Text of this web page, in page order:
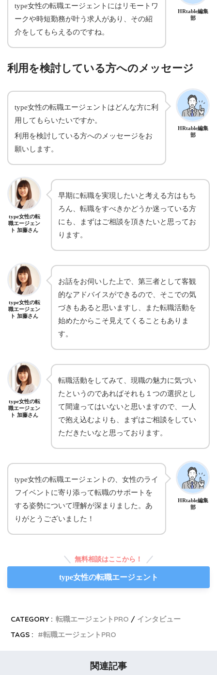
HRtable編集
部
type女性の転職エージェントにはリモートワ
ークや時短勤務が叶う求人があり、その紹
介をしてもらえるのですね。
利用を検討している方へのメッセージ
HRtable編集
部
type女性の転職エージェントはどんな方に利
用してもらいたいですか。
利用を検討している方へのメッセージをお
願いします。
type女性の転
職エージェン
ト 加藤さん
早期に転職を実現したいと考える方はもち
ろん、転職をすべきかどうか迷っている方
にも、まずはご相談を頂きたいと思ってお
ります。
type女性の転
職エージェン
ト 加藤さん
お話をお伺いした上で、第三者として客観
的なアドバイスができるので、そこでの気
づきもあると思いますし、また転職活動を
始めたからこそ見えてくることもありま
す。
type女性の転
職エージェン
ト 加藤さん
転職活動をしてみて、現職の魅力に気づい
たというのであればそれも１つの選択とし
て間違ってはいないと思いますので、一人
で抱え込むよりも、まずはご相談をしてい
ただきたいなと思っております。
HRtable編集
部
type女性の転職エージェントの、女性のライ
フイベントに寄り添って転職のサポートを
する姿勢について理解が深まりました。あ
りがとうございました！
無料相談はここから！
type女性の転職エージェント
CATEGORY : 転職エージェントPRO
インタビュー
TAGS :
転職エージェントPRO
関連記事